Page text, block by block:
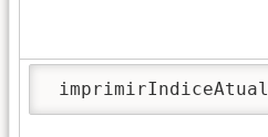
imprimirIndiceAtual